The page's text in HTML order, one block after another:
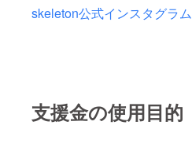
skeleton公式インスタグラム
支援金の使用目的